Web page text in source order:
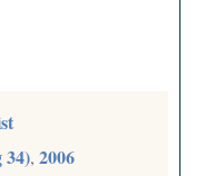
34),2006